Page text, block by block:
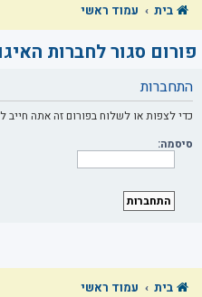
בית
עמוד ראשי
פורום סגור לחברות
התחברות
כדי לצפות או לשלוח בפורום זה אתה חייב
סיסמה:
בית עמוד ראשי